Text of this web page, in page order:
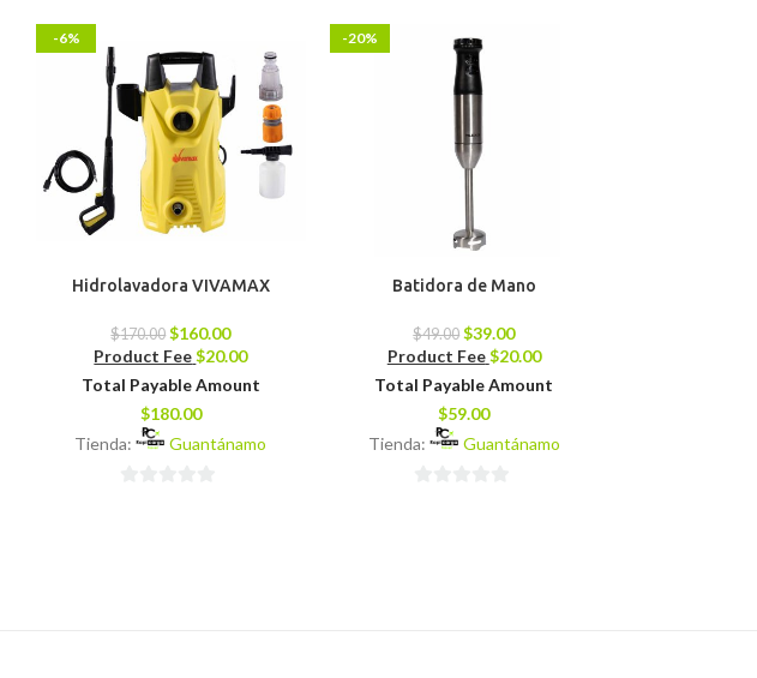
-6%
Hidrolavadora VIVAMAX
$170.00 $160.00
Product Fee$20.00
Total Payable Amount
$180.00
Tienda:
Guantánamo
-20%
Batidora de Mano
$49.00 $39.00
Product Fee$20.00
Total Payable Amount
$59.00
Tienda:
Guantánamo